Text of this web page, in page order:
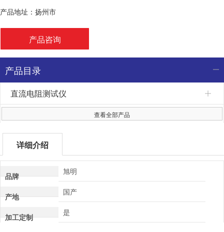
产品地址：扬州市
产品咨询
产品目录
直流电阻测试仪
查看全部产品
详细介绍
品牌 旭明
产地 国产
加工定制 是